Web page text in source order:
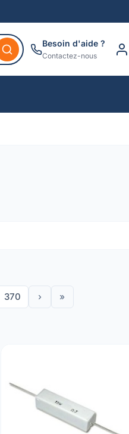
Besoin d'aide ?
Contactez-nous
370 › »